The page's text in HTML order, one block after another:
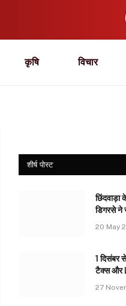
कृषि विचार
शीर्ष पोस्ट
छिंदवाड़ा
डिगरसे ने
20 May
1 दिसंबर
टैक्स और
27